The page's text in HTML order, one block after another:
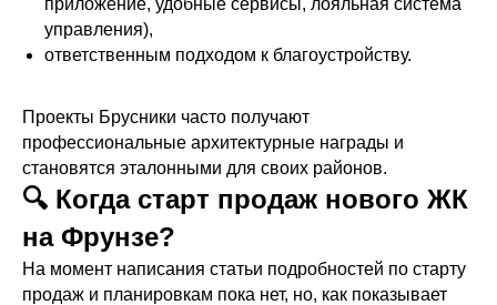
приложение, удобные сервисы, лояльная система
управления),
ответственным подходом к благоустройству.
Проекты Брусники часто получают
профессиональные архитектурные награды и
становятся эталонными для своих районов.
🔍 Когда старт продаж нового ЖК
на Фрунзе?
На момент написания статьи подробностей по старту
продаж и планировкам пока нет, но, как показывает